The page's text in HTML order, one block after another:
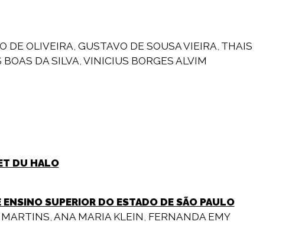
DE OLIVEIRA, GUSTAVO DE SOUSA VIEIRA, THAIS
DA SILVA, VINICIUS BORGES ALVIM
DU HALO
SUPERIOR DO ESTADO DE SÃO PAULO
MARTINS, ANA MARIA KLEIN, FERNANDA EMY